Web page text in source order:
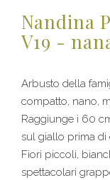
Nandina
V19 -
Arbusto della
compatto, nano,
Raggiunge i 60
sul giallo prima di
Fiori piccoli,
spettacolari